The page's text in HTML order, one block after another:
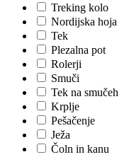
Treking kolo
Nordijska hoja
Tek
Plezalna pot
Rolerji
Smuči
Tek na smučeh
Krplje
Pešačenje
Ježa
Čoln in kanu